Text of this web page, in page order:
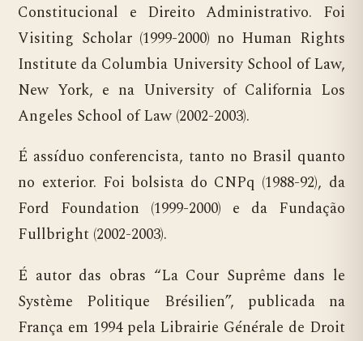
Constitucional e Direito Administrativo. Foi
Visiting Scholar (1999-2000) no Human Rights
Institute da Columbia University School of Law,
New York, e na University of California Los
Angeles School of Law (2002-2003).
É assíduo conferencista, tanto no Brasil quanto
no exterior. Foi bolsista do CNPq (1988-92), da
Ford Foundation (1999-2000) e da Fundação
Fullbright (2002-2003).
É autor das obras “La Cour Suprême dans le
Système Politique Brésilien”, publicada na
França em 1994 pela Librairie Générale de Droit